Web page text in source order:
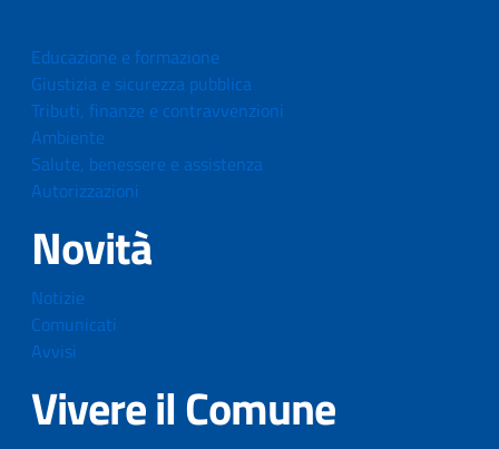
Educazione e formazione
Giustizia e sicurezza pubblica
Tributi, finanze e contravvenzioni
Ambiente
Salute, benessere e assistenza
Autorizzazioni
Novità
Notizie
Comunicati
Avvisi
Vivere il Comune